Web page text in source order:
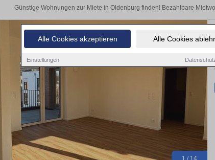
Alle Cookies akzeptieren Alle Cookies
Einstellungen
Günstige Wohnungen zur Miete in Oldenburg finden! Bezahlbare
1 / 14